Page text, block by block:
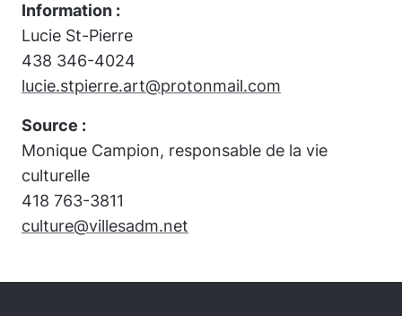
Information :
Lucie St-Pierre
438 346-4024
lucie.stpierre.art@protonmail.com
Source :
Monique Campion, responsable de la vie
culturelle
418 763-3811
culture@villesadm.net